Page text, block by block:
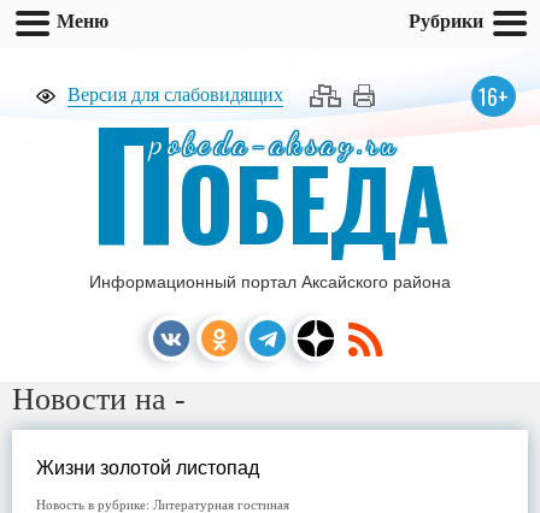
Версия для слабовидящих 16+
pobeda-aksay.ru
ПОБЕДА
Информационный портал Аксайского района
Новости на -
Жизни золотой листопад
Новость в рубрике: Литературная гостиная
Меню Рубрики